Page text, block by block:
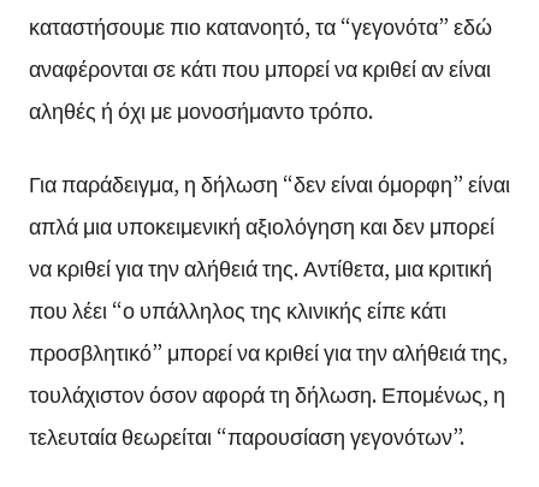
καταστήσουμε πιο κατανοητό, τα “γεγονότα” εδώ
αναφέρονται σε κάτι που μπορεί να κριθεί αν είναι
αληθές ή όχι με μονοσήμαντο τρόπο.
Για παράδειγμα, η δήλωση “δεν είναι όμορφη” είναι
απλά μια υποκειμενική αξιολόγηση και δεν μπορεί
να κριθεί για την αλήθειά της. Αντίθετα, μια κριτική
που λέει “ο υπάλληλος της κλινικής είπε κάτι
προσβλητικό” μπορεί να κριθεί για την αλήθειά της,
τουλάχιστον όσον αφορά τη δήλωση. Επομένως, η
τελευταία θεωρείται “παρουσίαση γεγονότων”.